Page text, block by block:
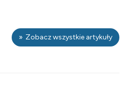
Zobacz wszystkie artykuły